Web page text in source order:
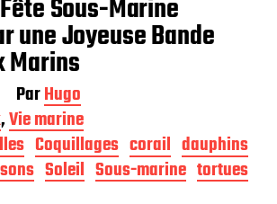
Sous-Marine
une Joyeuse Bande
Marins
ParHugo
,Vie marine
Coquillages corail dauphins
Soleil Sous-marine tortues